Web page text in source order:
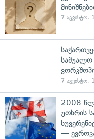
7 აგვისტო,
საშუალო
7 აგვისტო,
2008
უთხრის
—